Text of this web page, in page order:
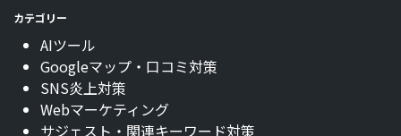
カテゴリー
AIツール
Googleマップ・口コミ対策
SNS炎上対策
Webマーケティング
サジェスト・関連キーワード対策